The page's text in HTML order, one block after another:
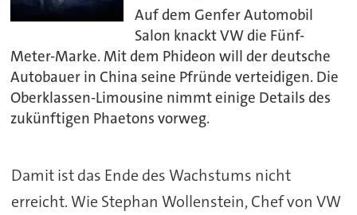
Auf dem Genfer Automobil
Salon knackt VW die Fünf-
Meter-Marke. Mit dem Phideon will der deutsche
Autobauer in China seine Pfründe verteidigen. Die
Oberklassen-Limousine nimmt einige Details des
zukünftigen Phaetons vorweg.
Damit ist das Ende des Wachstums nicht
erreicht. Wie Stephan Wollenstein, Chef von VW